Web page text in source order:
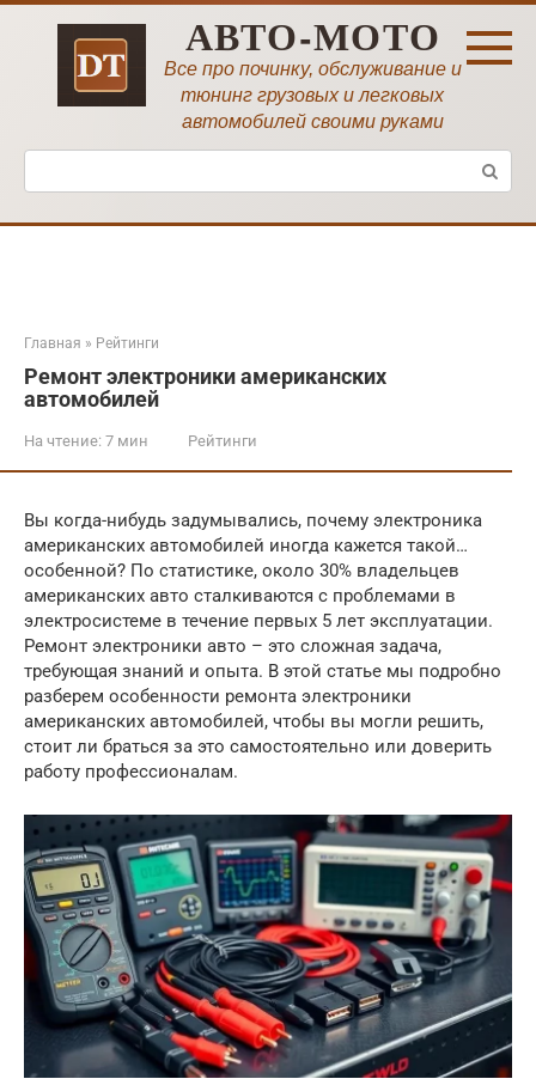
Перейти
АВТО-МОТО
Все про починку, обслуживание и
тюнинг грузовых и легковых
автомобилей своими руками
Поиск:
Главная » Рейтинги
Ремонт электроники американских
автомобилей
На чтение: 7 мин Рейтинги
Вы когда-нибудь задумывались, почему электроника
американских автомобилей иногда кажется такой…
особенной? По статистике, около 30% владельцев
американских авто сталкиваются с проблемами в
электросистеме в течение первых 5 лет эксплуатации.
Ремонт электроники авто – это сложная задача,
требующая знаний и опыта. В этой статье мы подробно
разберем особенности ремонта электроники
американских автомобилей, чтобы вы могли решить,
стоит ли браться за это самостоятельно или доверить
работу профессионалам.